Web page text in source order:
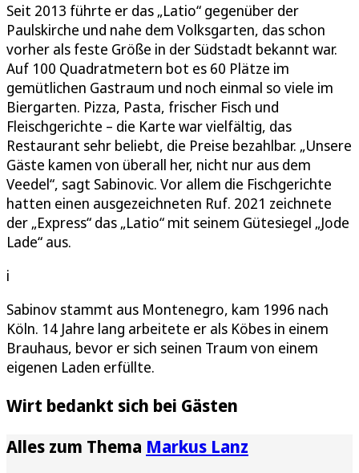
Seit 2013 führte er das „Latio“ gegenüber der
Paulskirche und nahe dem Volksgarten, das schon
vorher als feste Größe in der Südstadt bekannt war.
Auf 100 Quadratmetern bot es 60 Plätze im
gemütlichen Gastraum und noch einmal so viele im
Biergarten. Pizza, Pasta, frischer Fisch und
Fleischgerichte – die Karte war vielfältig, das
Restaurant sehr beliebt, die Preise bezahlbar. „Unsere
Gäste kamen von überall her, nicht nur aus dem
Veedel“, sagt Sabinovic. Vor allem die Fischgerichte
hatten einen ausgezeichneten Ruf. 2021 zeichnete
der „Express“ das „Latio“ mit seinem Gütesiegel „Jode
Lade“ aus.
i
Sabinov stammt aus Montenegro, kam 1996 nach
Köln. 14 Jahre lang arbeitete er als Köbes in einem
Brauhaus, bevor er sich seinen Traum von einem
eigenen Laden erfüllte.
Wirt bedankt sich bei Gästen
Alles zum Thema Markus Lanz